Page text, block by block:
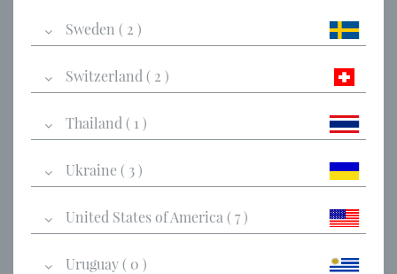
Sweden ( 2 )
Switzerland ( 2 )
Thailand ( 1 )
Ukraine ( 3 )
United States of America ( 7 )
Uruguay ( 0 )